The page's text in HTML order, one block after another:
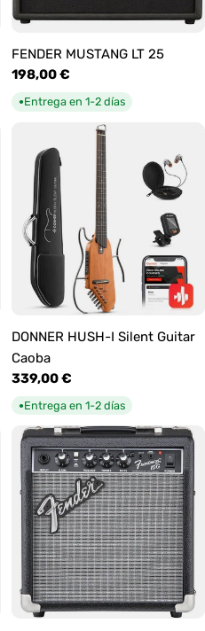
FENDER MUSTANG LT 25
Precio
habitual
198,00 €
●Entrega en 1-2 días
DONNER HUSH-I Silent Guitar
Caoba
Precio
habitual
339,00 €
●Entrega en 1-2 días